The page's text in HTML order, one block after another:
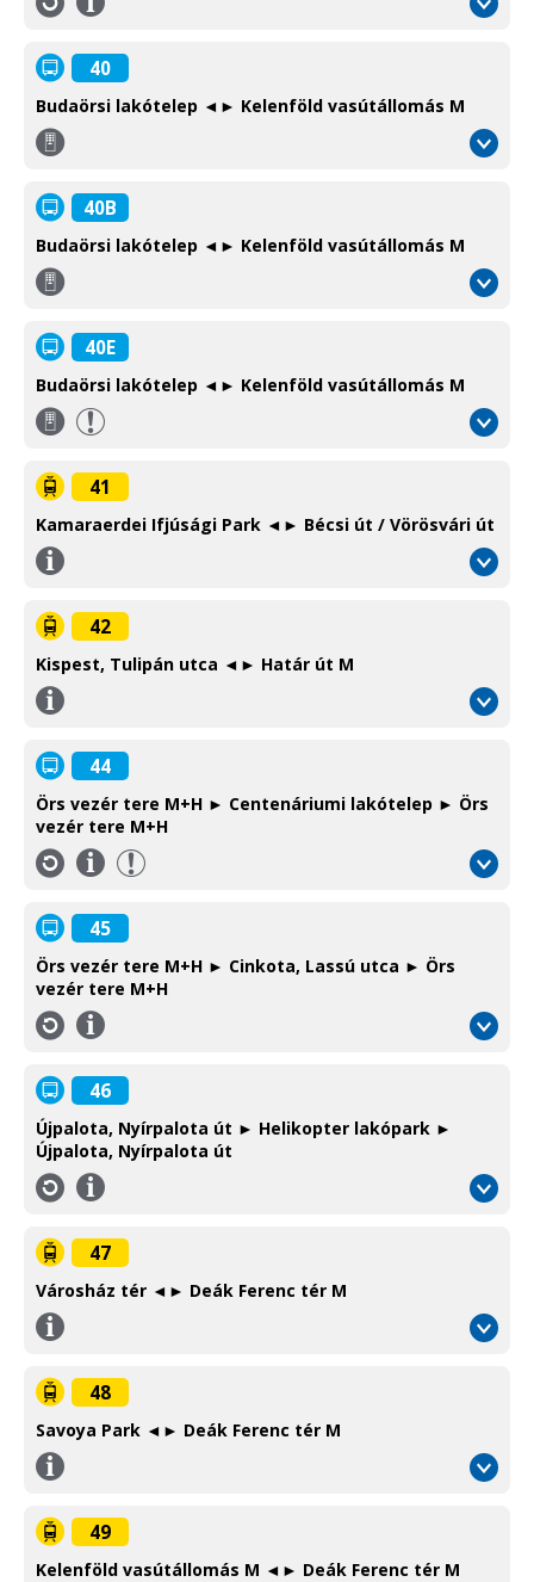
Information
40
Budaörsi lakótelep ◄► Kelenföld vasútállomás M
Környéki
Suburban
bus
40B
Budaörsi lakótelep ◄► Kelenföld vasútállomás M
Környéki
Suburban
bus
40E
Budaörsi lakótelep ◄► Kelenföld vasútállomás M
Környéki
Suburban
bus
41
Kamaraerdei Ifjúsági Park ◄► Bécsi út / Vörösvári út
Információ
Information
42
Kispest, Tulipán utca ◄► Határ út M
Információ
Information
44
Örs vezér tere M+H ► Centenáriumi lakótelep ► Örs
vezér tere M+H
Információ
Information
45
Örs vezér tere M+H ► Cinkota, Lassú utca ► Örs
vezér tere M+H
Információ
Information
46
Újpalota, Nyírpalota út ► Helikopter lakópark ►
Újpalota, Nyírpalota út
Információ
Information
47
Városház tér ◄► Deák Ferenc tér M
Információ
Information
48
Savoya Park ◄► Deák Ferenc tér M
Információ
Information
49
Kelenföld vasútállomás M ◄► Deák Ferenc tér M